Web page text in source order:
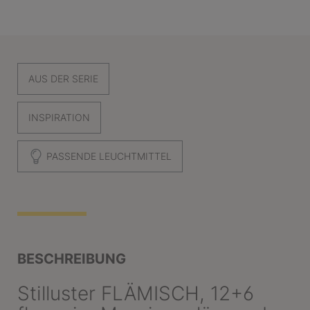
AUS DER SERIE
INSPIRATION
PASSENDE LEUCHTMITTEL
BESCHREIBUNG
Stilluster FLÄMISCH, 12+6